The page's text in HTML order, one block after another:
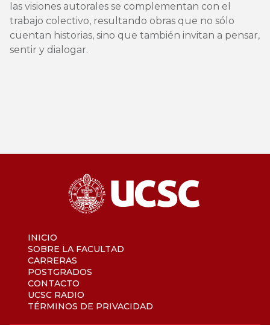
las visiones autorales se complementan con el
trabajo colectivo, resultando obras que no sólo
cuentan historias, sino que también invitan a pensar,
sentir y dialogar.
INICIO
SOBRE LA FACULTAD
CARRERAS
POSTGRADOS
CONTACTO
UCSC RADIO
TÉRMINOS DE PRIVACIDAD